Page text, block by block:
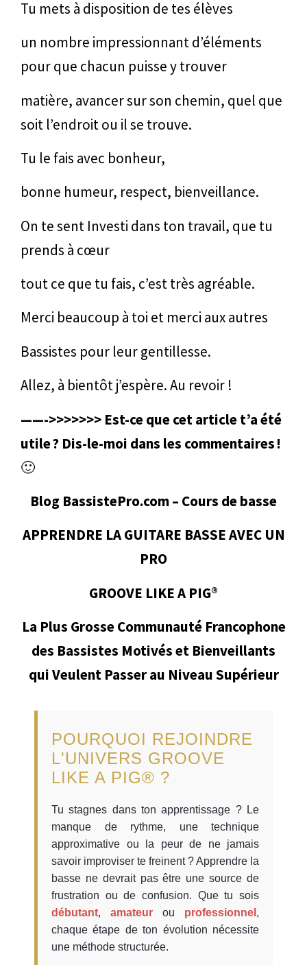
Tu mets à disposition de tes élèves
un nombre impressionnant d’éléments
pour que chacun puisse y trouver
matière, avancer sur son chemin, quel que
soit l’endroit ou il se trouve.
Tu le fais avec bonheur,
bonne humeur, respect, bienveillance.
On te sent Investi dans ton travail, que tu
prends à cœur
tout ce que tu fais, c’est très agréable.
Merci beaucoup à toi et merci aux autres
Bassistes pour leur gentillesse.
Allez, à bientôt j’espère. Au revoir !
——->>>>>>> Est-ce que cet article t’a été
utile ? Dis-le-moi dans les commentaires !
🙂
Blog BassistePro.com – Cours de basse
APPRENDRE LA GUITARE BASSE AVEC UN
PRO
GROOVE LIKE A PIG®
La Plus Grosse Communauté Francophone
des Bassistes Motivés et Bienveillants
qui Veulent Passer au Niveau Supérieur
POURQUOI REJOINDRE
L'UNIVERS GROOVE
LIKE A PIG® ?
Tu stagnes dans ton apprentissage ? Le
manque de rythme, une technique
approximative ou la peur de ne jamais
savoir improviser te freinent ? Apprendre la
basse ne devrait pas être une source de
frustration ou de confusion. Que tu sois
débutant, amateur ou professionnel ,
chaque étape de ton évolution nécessite
une méthode structurée.